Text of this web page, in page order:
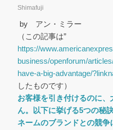
Shimafuji
by アン・ミラー
（この記事は”
https://
business/openforum/
have-a-big-advantage/
したものです）
お客様を引き付けるのに
ん。
以下に挙げる5つの秘
ネームのブランドとの競争